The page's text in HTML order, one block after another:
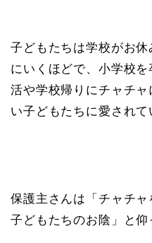
子どもたちは学校がお
にいくほどで、小学校
活や学校帰りにチャチ
い子どもたちに愛されて
保護主さんは「チャチ
子どもたちのお陰」と仰